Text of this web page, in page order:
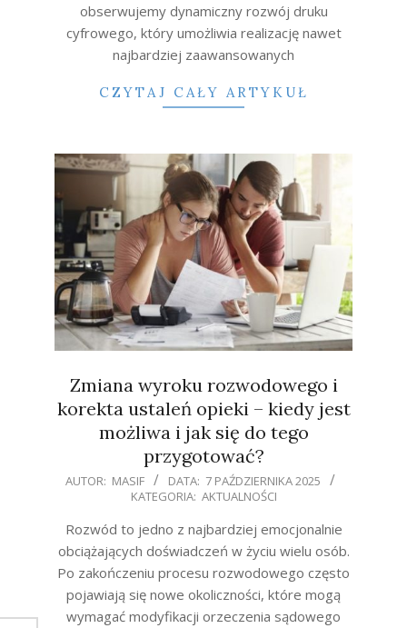
obserwujemy dynamiczny rozwój druku
cyfrowego, który umożliwia realizację nawet
najbardziej zaawansowanych
CZYTAJ CAŁY ARTYKUŁ
Zmiana wyroku rozwodowego i
korekta ustaleń opieki – kiedy jest
możliwa i jak się do tego
przygotować?
2025-
07
AUTOR: MASIF DATA: 7 PAŹDZIERNIKA 2025
KATEGORIA: AKTUALNOŚCI
Rozwód to jedno z najbardziej emocjonalnie
obciążających doświadczeń w życiu wielu osób.
Po zakończeniu procesu rozwodowego często
pojawiają się nowe okoliczności, które mogą
wymagać modyfikacji orzeczenia sądowego